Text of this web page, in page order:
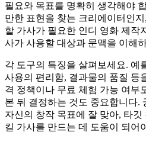
필요와 목표를 명확히 생각해야
만한 표현을 찾는 크리에이터인
할 가사가 필요한 인디 영화 제작
사가 사용할 대상과 문맥을 이해
각 도구의 특징을 살펴보세요. 예
사용의 편리함, 결과물의 품질 등
격 정책이나 무료 체험 가능 여부
본 뒤 결정하는 것도 중요합니다.
자신의 창작 목표에 잘 맞아, 타
킬 가사를 만드는 데 도움이 되어